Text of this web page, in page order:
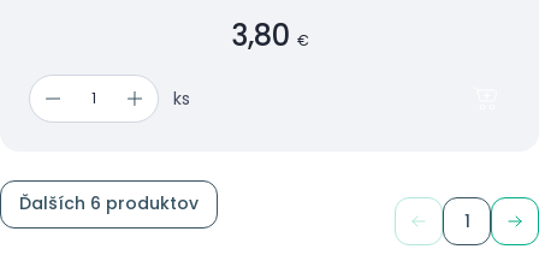
3,80 €
ks
Ďalších 6 produktov
1